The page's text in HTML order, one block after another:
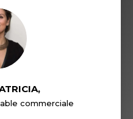
,
commerciale